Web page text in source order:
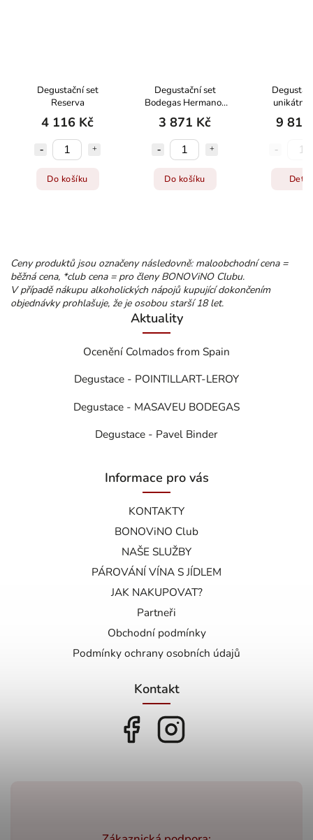
Degustační set
Reserva
4 116 Kč
Do košíku
Degustační set
Bodegas Hermanos
Peciña
3 871 Kč
Do košíku
9 813
Ceny produktů jsou označeny následovně: maloobchodní cena =
běžná cena, *club cena = pro členy BONOViNO Clubu.
V případě nákupu alkoholických nápojů kupující dokončením
objednávky prohlašuje, že je osobou starší 18 let.
Aktuality
Ocenění Colmados from Spain
Degustace - POINTILLART-LEROY
Degustace - MASAVEU BODEGAS
Degustace - Pavel Binder
Informace pro vás
KONTAKTY
BONOViNO Club
NAŠE SLUŽBY
PÁROVÁNÍ VÍNA S JÍDLEM
JAK NAKUPOVAT?
Partneři
Obchodní podmínky
Podmínky ochrany osobních údajů
Kontakt